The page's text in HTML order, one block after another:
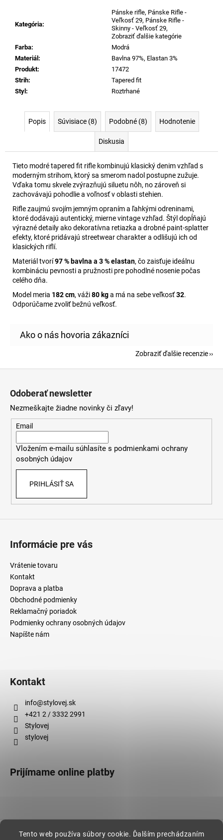
Tento web používa súbory cookie. Ďalším prechádzaním
Kategória:
Pánske rifle, Pánske Rifle -
Veľkosť 29, Pánske Rifle -
Skinny - Veľkosť 29,
Zobraziť ďalšie kategórie
Farba:
Modrá
Materiál :
Bavlna 97%, Elastan 3%
Produkt:
17472
Strih:
Tapered fit
Styl : Roztrhané
Popis Súvisiace (8) Podobné (8) Hodnotenie
Diskusia
Tieto modré tapered fit rifle kombinujú klasický denim vzhľad s
moderným strihom, ktorý sa smerom nadol postupne zužuje.
Vďaka tomu skvele zvýrazňujú siluetu nôh, no zároveň si
zachovávajú pohodlie a voľnosť v oblasti stehien.
Rifle zaujmú svojím jemným opraním a ľahkými odreninami,
ktoré dodávajú autentický, mierne vintage vzhľad. Štýl dopĺňajú
výrazné detaily ako dekoratívna retiazka a drobné paint-splatter
efekty, ktoré pridávajú streetwear charakter a odlišujú ich od
klasických riflí.
Materiál tvorí97 % bavlna a 3 % elastan, čo zaisťuje ideálnu
kombináciu pevnosti a pružnosti pre pohodlné nosenie počas
celého dňa.
Model meria 182 cm, váži80 kga má na sebe veľkosť32.
Odporúčame zvoliť bežnú veľkosť.
Zobraziť ďalšie recenzie
Odoberať newsletter
Nezmeškajte žiadne novinky či zľavy!
Email
Vložením e-mailu súhlasíte s podmienkami ochrany
osobných údajov
PRIHLÁSIŤ SA
Informácie pre vás
Vrátenie tovaru
Kontakt
Doprava a platba
Obchodné podmienky
Reklamačný poriadok
Podmienky ochrany osobných údajov
Napíšte nám
Kontakt
info@stylovej.sk
+421 2 / 3332 2991
Stylovej
stylovej
Prijímame online platby
Vytvoril Shoptet